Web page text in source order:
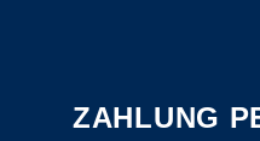
ZAHLUNG